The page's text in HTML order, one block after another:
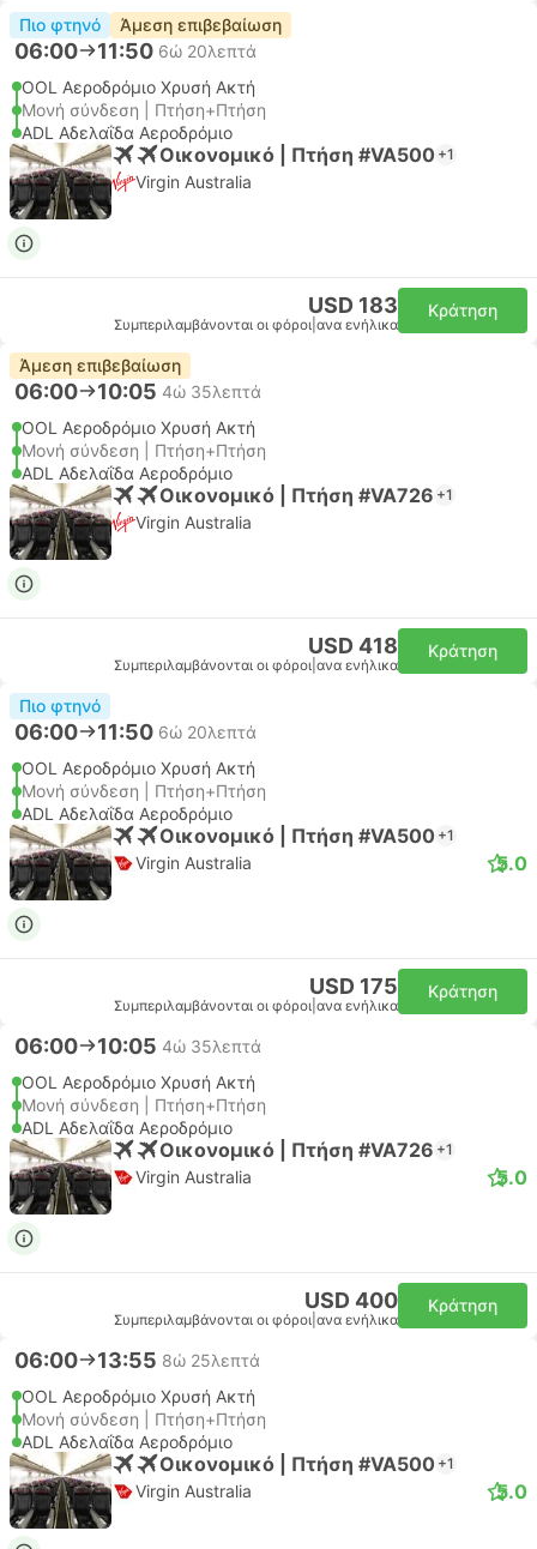
Πιο φτηνό Άμεση επιβεβαίωση
06:00 11:50 6ώ 20λεπτά
OOL Αεροδρόμιο Χρυσή Ακτή
Μονή σύνδεση | Πτήση+Πτήση
ADL Αδελαΐδα Αεροδρόμιο
Οικονομικό | Πτήση #VA500 +1
Virgin Australia
USD 183
Συμπεριλαμβάνονται οι φόροι ανα ενήλικα
Κράτηση
Άμεση επιβεβαίωση
06:00 10:05 4ώ 35λεπτά
OOL Αεροδρόμιο Χρυσή Ακτή
Μονή σύνδεση | Πτήση+Πτήση
ADL Αδελαΐδα Αεροδρόμιο
Οικονομικό | Πτήση #VA726 +1
Virgin Australia
USD 418
Συμπεριλαμβάνονται οι φόροι ανα ενήλικα
Κράτηση
Πιο φτηνό
06:00 11:50 6ώ 20λεπτά
OOL Αεροδρόμιο Χρυσή Ακτή
Μονή σύνδεση | Πτήση+Πτήση
ADL Αδελαΐδα Αεροδρόμιο
Οικονομικό | Πτήση #VA500 +1
Virgin Australia 5.0
USD 175
Συμπεριλαμβάνονται οι φόροι ανα ενήλικα
Κράτηση
06:00 10:05 4ώ 35λεπτά
OOL Αεροδρόμιο Χρυσή Ακτή
Μονή σύνδεση | Πτήση+Πτήση
ADL Αδελαΐδα Αεροδρόμιο
Οικονομικό | Πτήση #VA726 +1
Virgin Australia 5.0
USD 400
Συμπεριλαμβάνονται οι φόροι ανα ενήλικα
Κράτηση
06:00 13:55 8ώ 25λεπτά
OOL Αεροδρόμιο Χρυσή Ακτή
Μονή σύνδεση | Πτήση+Πτήση
ADL Αδελαΐδα Αεροδρόμιο
Οικονομικό | Πτήση #VA500 +1
Virgin Australia 5.0